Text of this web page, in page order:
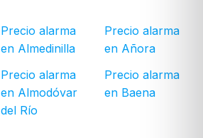
Precio alarma
en Almedinilla
Precio alarma
en Almodóvar
del Río
Precio alarma
en Añora
Precio alarma
en Baena